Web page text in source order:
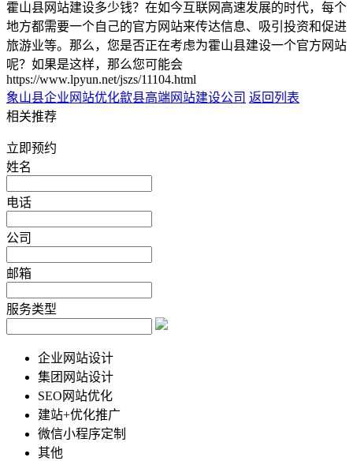
霍山县网站建设多少钱？在如今互联网高速发展的时代，每个
地方都需要一个自己的官方网站来传达信息、吸引投资和促进
旅游业等。那么，您是否正在考虑为霍山县建设一个官方网站
呢？如果是这样，那么您可能会
https://www.lpyun.net/jszs/11104.html
象山县企业网站优化歙县高端网站建设公司 返回列表
相关推荐
立即预约
姓名
电话
公司
邮箱
服务类型
企业网站设计
集团网站设计
SEO网站优化
建站+优化推广
微信小程序定制
其他